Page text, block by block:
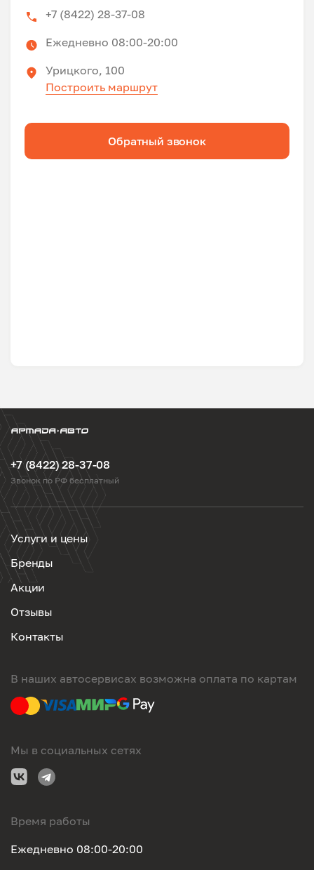
+7 (8422) 28-37-08
Ежедневно 08:00-20:00
Урицкого, 100
Построить маршрут
Обратный звонок
+7 (8422) 28-37-08
Звонок по РФ бесплатный
Услуги и цены
Бренды
Акции
Отзывы
Контакты
В наших автосервисах возможна оплата по картам
Мы в социальных сетях
Время работы
Ежедневно 08:00-20:00